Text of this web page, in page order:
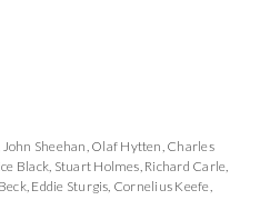
John Sheehan, Olaf Hytten, Charles
Black, Stuart Holmes, Richard Carle,
, Eddie Sturgis, Cornelius Keefe,